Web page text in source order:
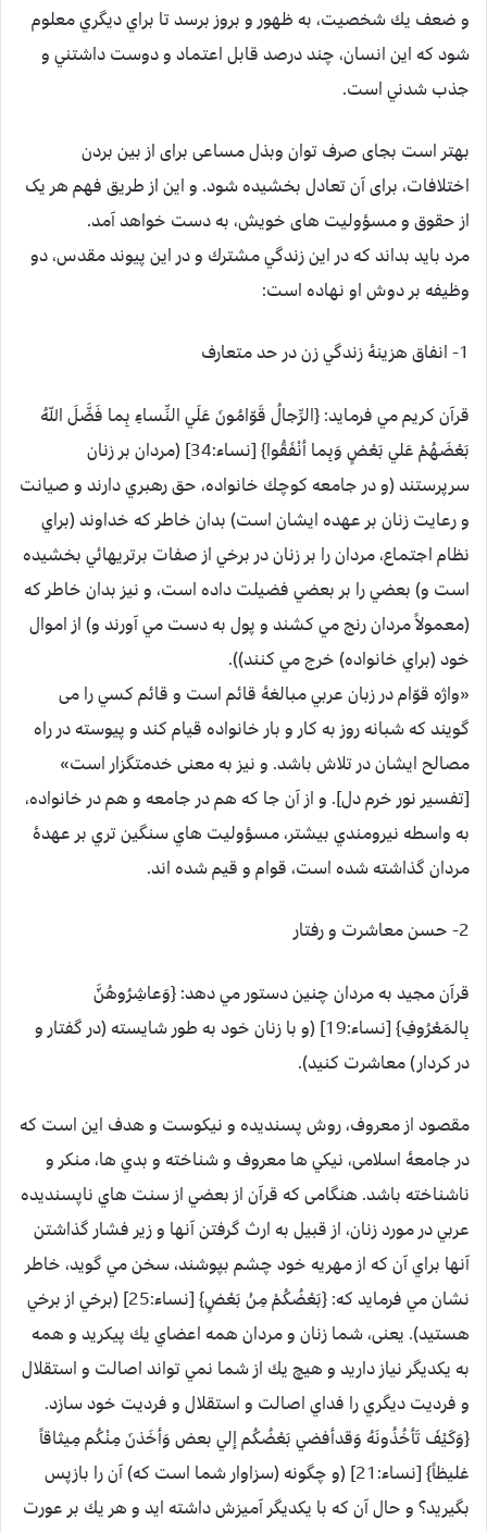
و ضعف يك شخصيت، به ظهور و بروز برسد تا براي ديگري معلوم
شود كه اين انسان، چند درصد قابل اعتماد و دوست داشتني و
جذب شدني است.
بهتر است بجای صرف توان وبذل مساعی برای از بین بردن
اختلافات، برای آن تعادل بخشیده شود. و این از طریق فهم هر یک
از حقوق و مسؤولیت های خویش، به دست خواهد آمد.
مرد بايد بداند كه در اين زندگي مشترك و در اين پيوند مقدس، دو
وظيفه بر دوش او نهاده است:
1- انفاق هزينۀ زندگي زن در حد متعارف
قرآن كريم مي فرمايد: {الرِّجالُ قَوّامُونَ عَلَي النِّساءِ بِما فَضَّلَ اللّهُ
بَعْضَهُمْ عَلي بَعْضٍ وَبِما أنْفَقُوا} [نساء:34] (مردان بر زنان
سرپرستند (و در جامعه كوچك خانواده، حق رهبري دارند و صيانت
و رعايت زنان بر عهده ايشان است) بدان خاطر كه خداوند (براي
نظام اجتماع، مردان را بر زنان در برخي از صفات برتريهائي بخشيده
است و) بعضي را بر بعضي فضيلت داده است، و نيز بدان خاطر كه
(معمولاً مردان رنج مي كشند و پول به دست مي آورند و) از اموال
خود (براي خانواده) خرج مي كنند)).
«واژه قوّام در زبان عربي مبالغۀ قائم است و قائم كسي را می
گویند که شبانه روز به کار و بار خانواده قیام کند و پیوسته در راه
مصالح ایشان در تلاش باشد. و نیز به معنی خدمتگزار است»
[تفسیر نور خرم دل]. و از آن جا كه هم در جامعه و هم در خانواده،
به واسطه نيرومندي بيشتر، مسؤوليت هاي سنگين تري بر عهدۀ
مردان گذاشته شده است، قوام و قيم شده اند.
2- حسن معاشرت و رفتار
قرآن مجيد به مردان چنين دستور مي دهد: {وَعاشِرُوهُنَّ
بِالمَعْرُوفِ} [نساء:19] (و با زنان خود به طور شايسته (در گفتار و
در كردار) معاشرت كنيد).
مقصود از معروف، روش پسنديده و نيكوست و هدف اين است كه
در جامعۀ اسلامى، نيكي ها معروف و شناخته و بدي ها، منكر و
ناشناخته باشد. هنگامی كه قرآن از بعضي از سنت هاي ناپسنديده
عربي در مورد زنان، از قبيل به ارث گرفتن آنها و زير فشار گذاشتن
آنها براي آن كه از مهريه خود چشم بپوشند، سخن مي گويد، خاطر
نشان مي فرمايد كه: {بَعْضُكُمْ مِنْ بَعْضٍ} [نساء:25] (برخي از برخي
هستيد). يعنى، شما زنان و مردان همه اعضاي يك پيكريد و همه
به يكديگر نياز داريد و هيچ يك از شما نمي تواند اصالت و استقلال
و فرديت ديگري را فداي اصالت و استقلال و فرديت خود سازد.
{وَكَيْفَ تَأخُذُونَهُ وَقدأفضي بَعْضُكُم إلي بعض وَأخَذنَ مِنْكُم مِيثاقاً
غليظاً} [نساء:21] (و چگونه (سزاوار شما است كه) آن را بازپس
بگيريد؟ و حال آن كه با يكديگر آميزش داشته ايد و هر يك بر عورت